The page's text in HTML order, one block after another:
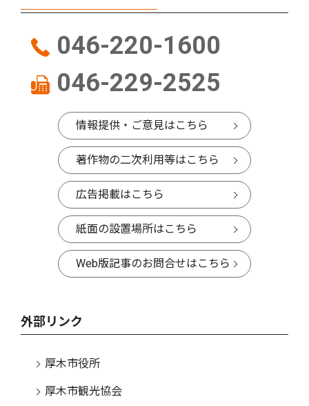
046-220-1600
046-229-2525
情報提供・ご意見はこちら
著作物の二次利用等はこちら
広告掲載はこちら
紙面の設置場所はこちら
Web版記事のお問合せはこちら
外部リンク
厚木市役所
厚木市観光協会